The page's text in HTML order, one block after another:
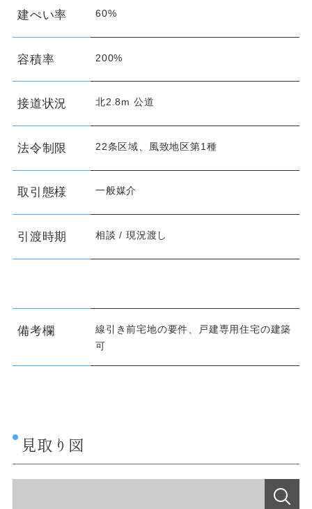
建ぺい率 60%
容積率 200%
接道状況 北2.8m 公道
法令制限 22条区域、風致地区第1種
取引態様 一般媒介
引渡時期 相談 / 現況渡し
備考欄
線引き前宅地の要件、戸建専用住宅の建築
可
見取り図